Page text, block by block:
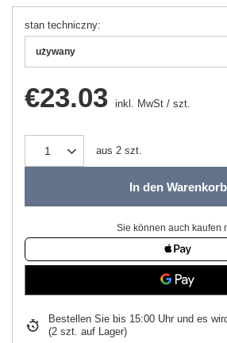
stan techniczny
używany
€23.03 inkl. MwSt / szt.
aus 2 szt.
In den Warenkorb
Sie können auch kaufen
Bestellen Sie bis 15:00 Uhr und es
(2 szt. auf Lager)